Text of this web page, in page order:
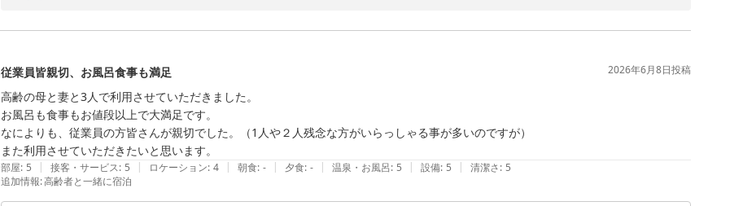
す。
当館の雰囲気や館内の清潔さ、和モダンな空間をお気に召していただき、日常を忘れてゆっくりとお寛ぎいただけたとのこと、大
変嬉しく拝読いたしました。
歴史ある宿ならではの趣を大切にしながら、快適にお過ごしいただける空間づくりを心掛けておりますので、そのように感じてい
ただけたことを光栄に存じます。
また、お食事につきましても、信州の旬の食材や郷土の味覚をお楽しみいただき、一品一品に込めた思いを感じ取っていただけた
ことは、スタッフ一同にとって何よりの励みでございます。
従業員皆親切、お風呂食事も満足 2026年6月8日投稿
高齢の母と妻と3人で利用させていただきました。
お風呂も食事もお値段以上で大満足です。
なによりも、従業員の方皆さんが親切でした。（1人や２人残念な方がいらっしゃる事が多いのですが）
また利用させていただきたいと思います。
部屋: 5 | 接客・サービス: 5 | ロケーション: 4 | 朝食: - | 夕食: - | 温泉・お風呂: 5 | 設備: 5 | 清潔さ: 5
追加情報:高齢者と一緒に宿泊